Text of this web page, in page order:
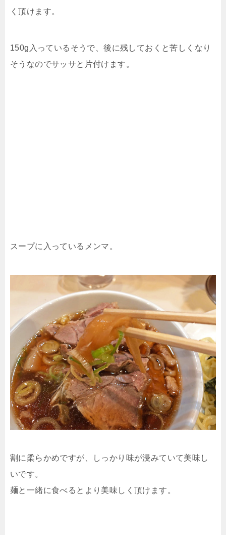
く頂けます。
150g入っているそうで、後に残しておくと苦しくなり
そうなのでサッサと片付けます。
スープに入っているメンマ。
割に柔らかめですが、しっかり味が浸みていて美味し
いです。
麺と一緒に食べるとより美味しく頂けます。